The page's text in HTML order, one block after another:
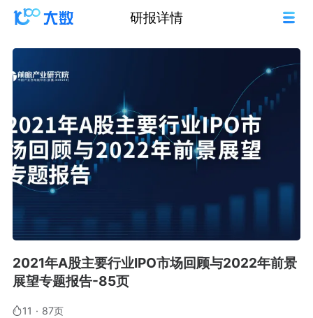
研报详情
2021年A股主要行业IPO市场回顾与2022年前景
展望专题报告-85页
11 · 87页